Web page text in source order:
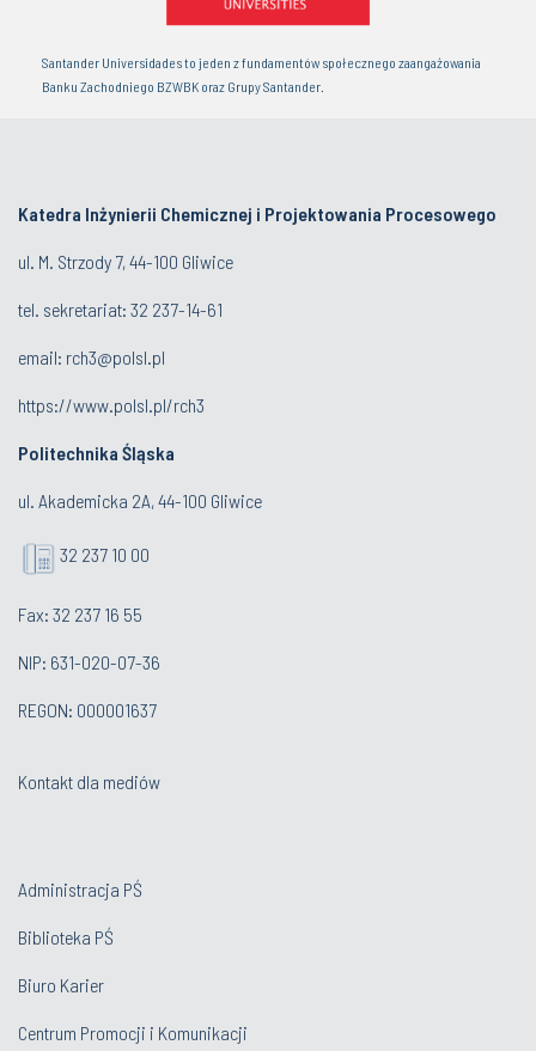
Santander Universidades to jeden z fundamentów społecznego zaangażowania
Banku Zachodniego BZWBK oraz Grupy Santander.
Katedra Inżynierii Chemicznej i Projektowania Procesowego
ul. M. Strzody 7, 44-100 Gliwice
tel. sekretariat: 32 237-14-61
email: rch3@polsl.pl
https://www.polsl.pl/rch3
Politechnika Śląska
ul. Akademicka 2A, 44-100 Gliwice
32 237 10 00
Fax: 32 237 16 55
NIP: 631-020-07-36
REGON: 000001637
Kontakt dla mediów
Administracja PŚ
Biblioteka PŚ
Biuro Karier
Centrum Promocji i Komunikacji